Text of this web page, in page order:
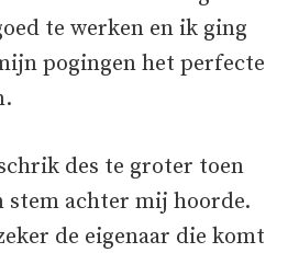
te werken en ik ging
pogingen het perfecte
des te groter toen
stem achter mij hoorde.
de eigenaar die komt